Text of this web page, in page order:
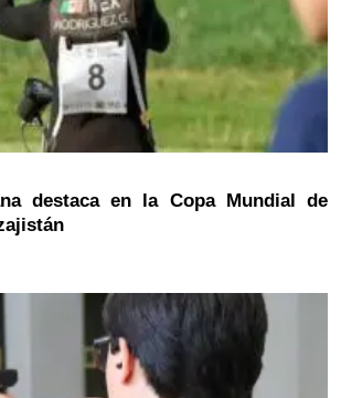
destaca en la Copa Mundial de